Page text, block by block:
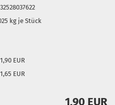
kg je Stück
EUR
EUR
1,90 EUR